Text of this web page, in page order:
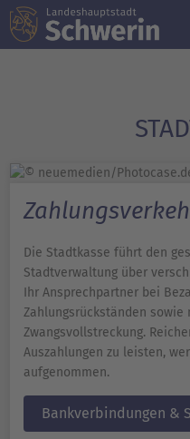
Die Stadtkasse führt den
Stadtverwaltung über
Ihr Ansprechpartner bei
Zahlungsrückständen sowie
Zwangsvollstreckung.
Auszahlungen zu leisten,
aufgenommen.
Bankverbindungen &